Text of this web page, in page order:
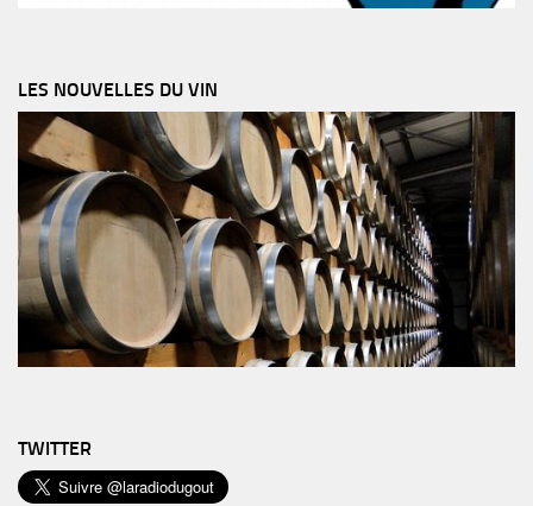
LES NOUVELLES DU VIN
TWITTER